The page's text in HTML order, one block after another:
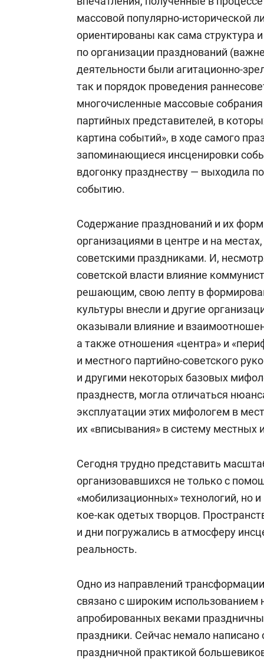
массовой популярно-исторической
ориентированы как сама структура
по организации празднований
деятельности были агитационно-
так и порядок проведения
многочисленные массовые
партийных представителей, в
картина событий», в ходе самого
запоминающиеся инсценировки
вдогонку празднеству — выходила
событию.
Содержание празднований и их
организациями в центре и на
советскими праздниками. И,
советской власти влияние
решающим, свою лепту в
культуры внесли и другие
оказывали влияние и
а также отношения «центра» и
и местного партийно-советского
и другими некоторых базовых
празднеств, могла отличаться
эксплуатации этих мифологем в
их «вписывания» в систему местных
Сегодня трудно представить
организовавшихся не только с
«мобилизационных» технологий, но
кое-как одетых творцов.
и дни погружались в атмосферу
реальность.
Одно из направлений
связано с широким использованием
апробированных веками
праздники. Сейчас немало написано
праздничной практикой